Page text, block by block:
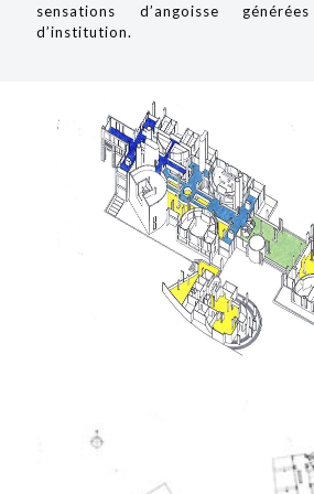
sensations d’angoisse
d’institution.